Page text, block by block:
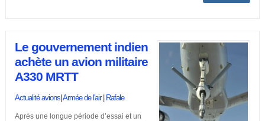
Le gouvernement indien
achète un avion militaire
A330 MRTT
Actualité avions| Armée de l'air| Rafale
Après une longue période d’essai et un